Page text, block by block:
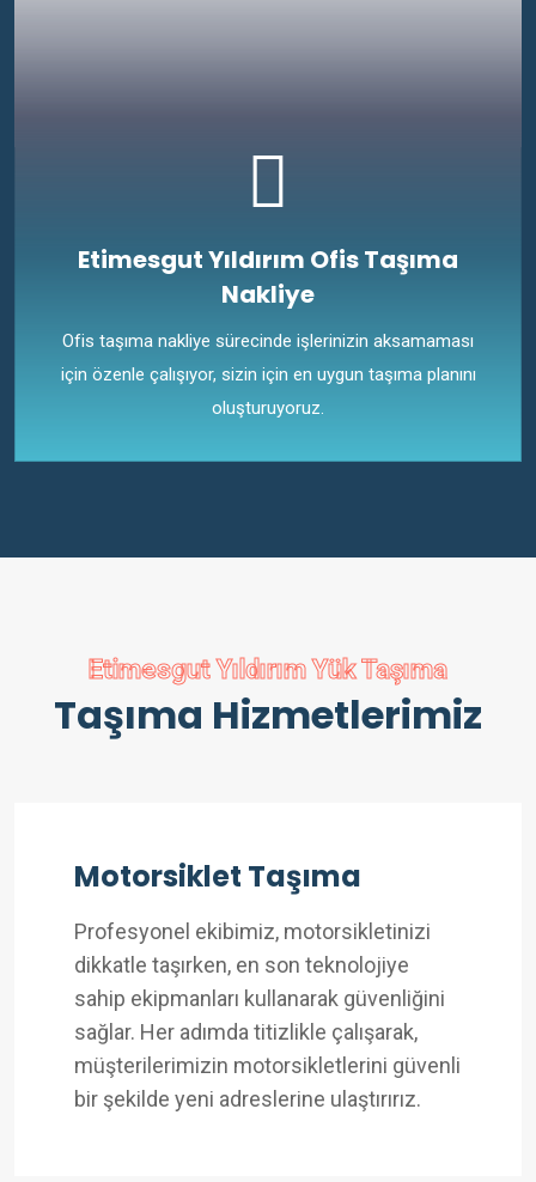
Etimesgut Yıldırım Ofis Taşıma
Nakliye
Ofis taşıma nakliye sürecinde işlerinizin aksamaması
için özenle çalışıyor, sizin için en uygun taşıma planını
oluşturuyoruz.
Etimesgut Yıldırım Yük Taşıma
Taşıma Hizmetlerimiz
Motorsiklet Taşıma
Profesyonel ekibimiz, motorsikletinizi
dikkatle taşırken, en son teknolojiye
sahip ekipmanları kullanarak güvenliğini
sağlar. Her adımda titizlikle çalışarak,
müşterilerimizin motorsikletlerini güvenli
bir şekilde yeni adreslerine ulaştırırız.